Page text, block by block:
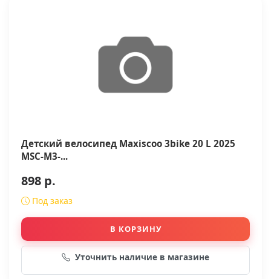
Детский велосипед Maxiscoo 3bike 20 L 2025
MSC-M3-...
898 р.
Под заказ
В КОРЗИНУ
Уточнить наличие в магазине